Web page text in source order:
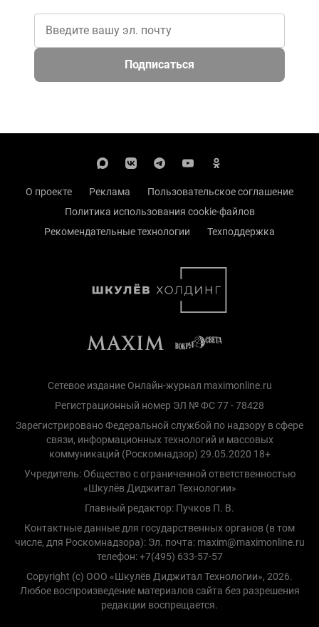
Подписаться
О проекте Реклама
Пользовательское соглашение
Политика использования cookie-файлов
Рекомендательные технологии
Техподдержка
Сетевое издание Онлайн-журнал maximonline.ru
Регистрационный номер ЭЛ № ФС 77 - 78428
Зарегистрировано Федеральной службой по надзору в сфере
связи, информационных технологий и массовых
коммуникаций (Роскомнадзор) 29.05.2020 18+
Учредитель: Общество с ограниченной ответственностью
«Шкулёв Диджитал Технологии»
Главный редактор: Пучков П. В.
Контактные данные для государственных органов (в том
числе, для Роскомнадзора): Эл. почта: maxim@maximonline.ru
телефон: +7(495) 633-57-57
Copyright (с) ООО «Шкулёв Диджитал Технологии», 2026.
Любое воспроизведение материалов сайта без разрешения
редакции воспрещается.